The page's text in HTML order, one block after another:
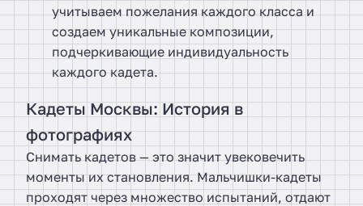
учитываем пожелания каждого класса и
создаем уникальные композиции,
подчеркивающие индивидуальность
каждого кадета.
Кадеты Москвы: История в
фотографиях
Снимать кадетов — это значит увековечить
моменты их становления. Мальчишки-кадеты
проходят через множество испытаний, отдают